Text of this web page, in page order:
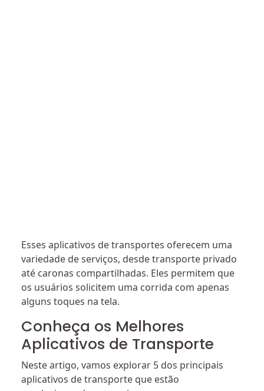
Esses aplicativos de transportes oferecem uma
variedade de serviços, desde transporte privado
até caronas compartilhadas. Eles permitem que
os usuários solicitem uma corrida com apenas
alguns toques na tela.
Conheça os Melhores
Aplicativos de Transporte
Neste artigo, vamos explorar 5 dos principais
aplicativos de transporte que estão